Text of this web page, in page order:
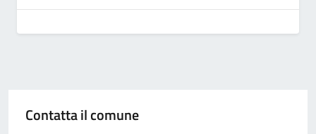
Contatta il comune